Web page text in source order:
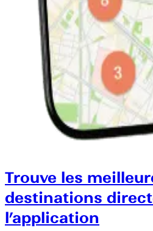
Trouve les
destinations
l’application